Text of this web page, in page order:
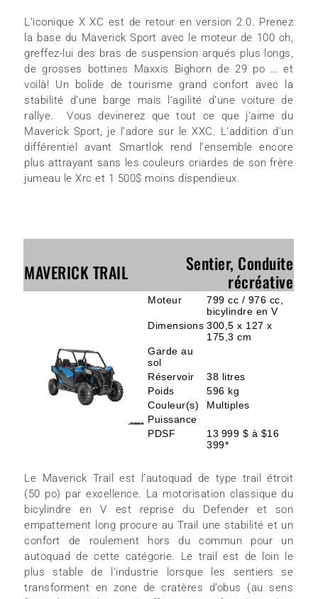
L’iconique X XC est de retour en version 2.0. Prenez
la base du Maverick Sport avec le moteur de 100 ch,
greffez-lui des bras de suspension arqués plus longs,
de grosses bottines Maxxis Bighorn de 29 po … et
voilà! Un bolide de tourisme grand confort avec la
stabilité d’une barge mais l’agilité d’une voiture de
rallye. Vous devinerez que tout ce que j’aime du
Maverick Sport, je l’adore sur le XXC. L’addition d’un
différentiel avant Smartlok rend l’ensemble encore
plus attrayant sans les couleurs criardes de son frère
jumeau le Xrc et 1 500$ moins dispendieux.
MAVERICK TRAIL
Sentier, Conduite
récréative
Moteur
799 cc / 976 cc,
bicylindre en V
Dimensions 300,5 x 127 x
175,3 cm
Garde au
sol
Réservoir
38 litres
Poids
596 kg
Couleur(s)
Multiples
Puissance
PDSF
13 999 $ à $16
399*
Le Maverick Trail est l’autoquad de type trail étroit
(50 po) par excellence. La motorisation classique du
bicylindre en V est reprise du Defender et son
empattement long procure au Trail une stabilité et un
confort de roulement hors du commun pour un
autoquad de cette catégorie. Le trail est de loin le
plus stable de l’industrie lorsque les sentiers se
transforment en zone de cratères d’obus (au sens